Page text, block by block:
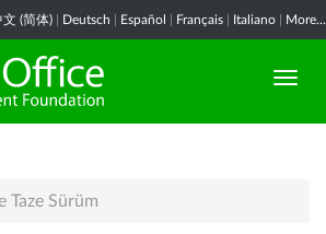
文 (简体) Deutsch Español Français Italiano More...
Taze Sürüm